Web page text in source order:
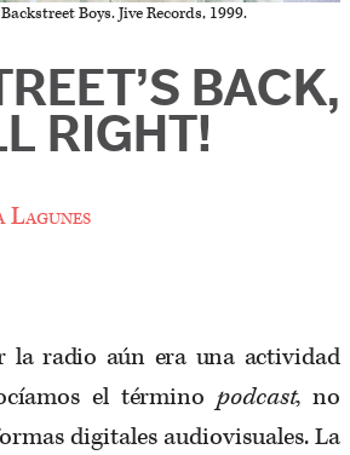
Boys. Jive Records, 1999.
BACK,
RIGHT!
la radio aún era una actividad
el término podcast, no
digitales audiovisuales. La